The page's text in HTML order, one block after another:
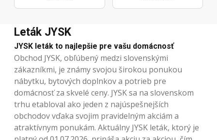
Leták JYSK
JYSK leták to najlepšie pre vašu domácnosť
Obchod JYSK, obľúbený medzi slovenskými
zákazníkmi, je známy svojou širokou ponukou
nábytku, bytových doplnkov a potrieb pre
domácnosť za skvelé ceny. JYSK sa na slovenskom
trhu etabloval ako jeden z najúspešnejších
obchodov vďaka svojim pravidelným akciám a
atraktívnym ponukám. Aktuálny JYSK leták, ktorý je